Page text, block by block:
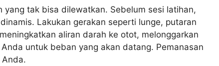
yang tak bisa dilewatkan. Sebelum sesi latihan,
Lakukan gerakan seperti lunge, putaran
aliran darah ke otot, melonggarkan
untuk beban yang akan datang. Pemanasan